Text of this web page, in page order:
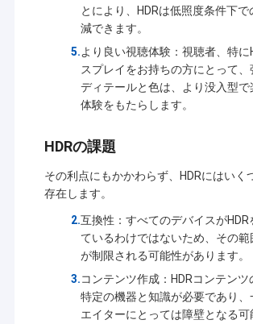
とにより、HDRは低照度条件下
減できます。
より良い視聴体験：視聴者、特に
スプレイをお持ちの方にとって、
ディテールと色は、より没入型で
体験をもたらします。
HDRの課題
その利点にもかかわらず、HDRにはいく
存在します。
互換性：すべてのデバイスがHDR
ているわけではないため、その範
が制限される可能性があります。
コンテンツ作成：HDRコンテンツ
特定の機器と知識が必要であり、
エイターにとっては障壁となる可